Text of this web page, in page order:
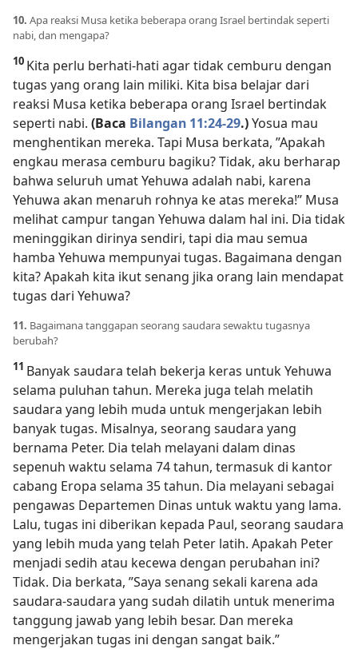
10. Apa reaksi Musa ketika beberapa orang Israel bertindak seperti
nabi, dan mengapa?
10 Kita perlu berhati-hati agar tidak cemburu dengan
tugas yang orang lain miliki. Kita bisa belajar dari
reaksi Musa ketika beberapa orang Israel bertindak
seperti nabi. (Baca Bilangan 11:24-29.)Yosua mau
menghentikan mereka. Tapi Musa berkata, ”Apakah
engkau merasa cemburu bagiku? Tidak, aku berharap
bahwa seluruh umat Yehuwa adalah nabi, karena
Yehuwa akan menaruh rohnya ke atas mereka!” Musa
melihat campur tangan Yehuwa dalam hal ini. Dia tidak
meninggikan dirinya sendiri, tapi dia mau semua
hamba Yehuwa mempunyai tugas. Bagaimana dengan
kita? Apakah kita ikut senang jika orang lain mendapat
tugas dari Yehuwa?
11. Bagaimana tanggapan seorang saudara sewaktu tugasnya
berubah?
11 Banyak saudara telah bekerja keras untuk Yehuwa
selama puluhan tahun. Mereka juga telah melatih
saudara yang lebih muda untuk mengerjakan lebih
banyak tugas. Misalnya, seorang saudara yang
bernama Peter. Dia telah melayani dalam dinas
sepenuh waktu selama 74 tahun, termasuk di kantor
cabang Eropa selama 35 tahun. Dia melayani sebagai
pengawas Departemen Dinas untuk waktu yang lama.
Lalu, tugas ini diberikan kepada Paul, seorang saudara
yang lebih muda yang telah Peter latih. Apakah Peter
menjadi sedih atau kecewa dengan perubahan ini?
Tidak. Dia berkata, ”Saya senang sekali karena ada
saudara-saudara yang sudah dilatih untuk menerima
tanggung jawab yang lebih besar. Dan mereka
mengerjakan tugas ini dengan sangat baik.”